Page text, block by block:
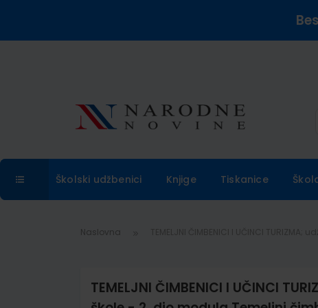
Školski udžbenici Knjige Tiskanice
Naslovna
TEMELJNI ČIMBENICI I UČINCI